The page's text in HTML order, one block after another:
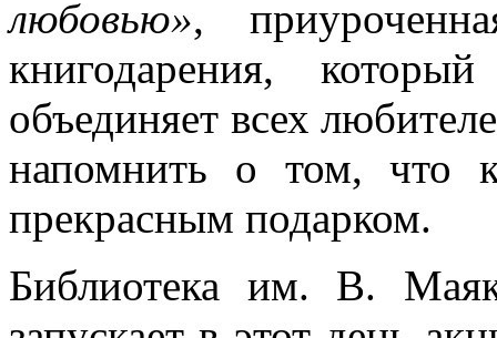
любовью»,
книгодарения,
объединяет всех
напомнить о том, что
прекрасным подарком.
Библиотека им. В.